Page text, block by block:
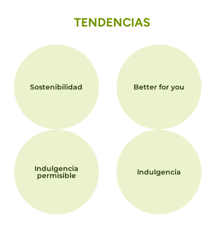
TENDENCIAS
Sostenibilidad Better for you
Indulgencia
permisible Indulgencia